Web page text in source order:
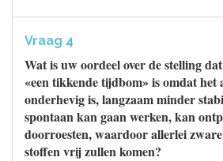
Vraag 4
Wat is uw oordeel over de stelling
«een tikkende tijdbom» is omdat het
onderhevig is, langzaam minder
spontaan kan gaan werken, kan
doorroesten, waardoor allerlei
stoffen vrij zullen komen?